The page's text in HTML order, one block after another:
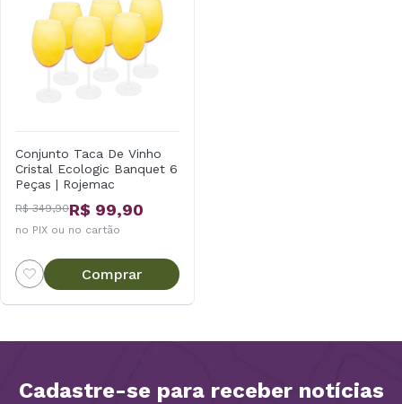
Conjunto Taca De Vinho
Cristal Ecologic Banquet 6
Peças | Rojemac
R$ 349,90R$ 99,90
no PIX ou no cartão
Comprar
Cadastre-se para receber notícias